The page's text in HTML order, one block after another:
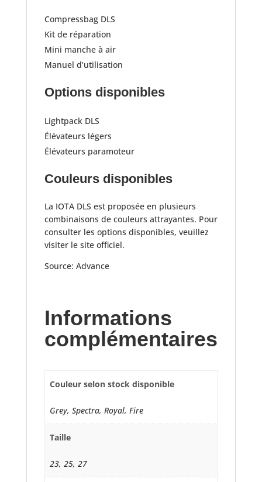
Compressbag DLS
Kit de réparation
Mini manche à air
Manuel d’utilisation​
Options disponibles
Lightpack DLS
Élévateurs légers
Élévateurs paramoteur​
Couleurs disponibles
La IOTA DLS est proposée en plusieurs
combinaisons de couleurs attrayantes. Pour
consulter les options disponibles, veuillez
visiter le site officiel.
Source: Advance
Informations
complémentaires
Couleur selon stock disponible
Grey, Spectra, Royal, Fire
Taille
23, 25, 27